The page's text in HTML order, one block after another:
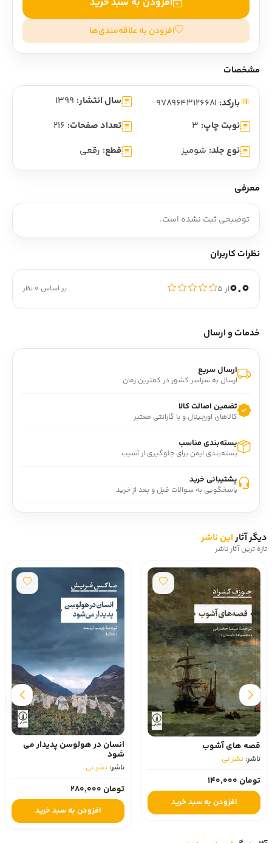
افزودن به علاقه‌مندی‌ها
مشخصات
بارکد: سال انتشار: 1399
نوبت چاپ: 3 تعداد صفحات: 216
نوع جلد: شومیز قطع: رقعی
معرفی
توضیحی ثبت نشده است.
نظرات کاربران
0.0از ۵ بر اساس 0 نظر
خدمات و ارسال
ارسال سریع
ارسال به سراسر کشور در کمترین زمان
تضمین اصالت کالا
کالاهای اورجینال و با گارانتی معتبر
بسته‌بندی مناسب
بسته‌بندی ایمن برای جلوگیری از آسیب
پشتیبانی خرید
پاسخگویی به سوالات قبل و بعد از خرید
دیگر آثاراین ناشر
تازه ترین آثار ناشر
قصه های آشوب
ناشر: نشر نی
تومان 140,000
افزودن به سبد خرید
انسان در هولوسن پدیدار می
شود
ناشر: نشر نی
تومان 280,000
افزودن به سبد خرید